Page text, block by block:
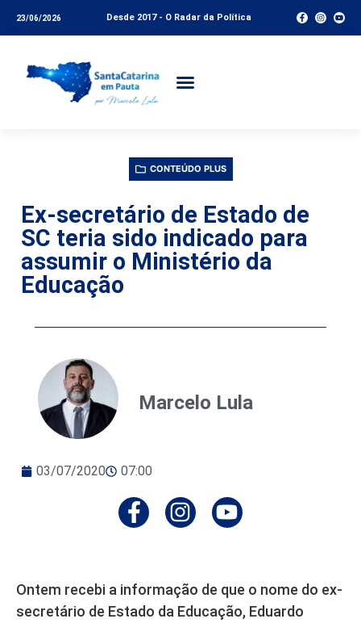
23/06/2026 Desde 2017 - O Radar da Política
CONTEÚDO PLUS
Ex-secretário de Estado de
SC teria sido indicado para
assumir o Ministério da
Educação
Marcelo Lula
03/07/2020 07:00
Ontem recebi a informação de que o nome do ex-
secretário de Estado da Educação, Eduardo